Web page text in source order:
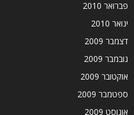
פברואר 2010
ינואר 2010
דצמבר 2009
נובמבר 2009
אוקטובר 2009
ספטמבר 2009
אוגוסט 2009